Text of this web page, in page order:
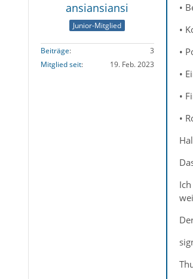
ansiansiansi
Junior-Mitglied
Beiträge
3
Mitglied seit
19. Feb. 2023
•
•
•
•
•
•